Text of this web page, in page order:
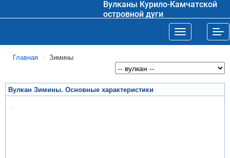
Вулканы Курило-Камчатской
островной дуги
Toggle
Главная Зимины
Вулкан Зимины. Основные характеристики